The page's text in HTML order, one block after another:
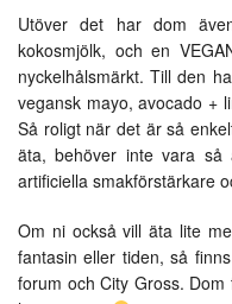
Utöver det har dom
kokosmjölk, och en
nyckelhålsmärkt. Till den
vegansk mayo, avocado +
Så roligt när det är så
äta, behöver inte vara så
artificiella smakförstärkare
Om ni också vill äta lite
fantasin eller tiden, så
forum och City Gross.